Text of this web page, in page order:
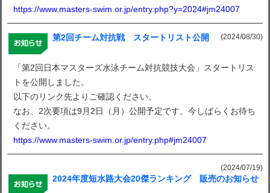
https://www.masters-swim.or.jp/entry.php?y=2024#jm24007
(2024/08/30)
第2回チーム対抗戦 スタートリスト公開
「第2回日本マスターズ水泳チーム対抗競技大会」スタートリス
トを公開しました。
以下のリンク先よりご確認ください。
なお、2次要項は9月2日（月）公開予定です。今しばらくお待ち
ください。
https://www.masters-swim.or.jp/entry.php#jm24007
(2024/07/19)
2024年度短水路大会20傑ランキング 販売のお知らせ